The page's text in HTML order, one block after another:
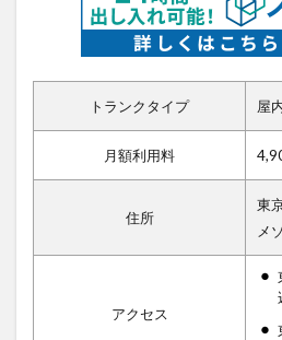
トランクタイプ 屋
月額利用料
住所
東
メ
アクセス